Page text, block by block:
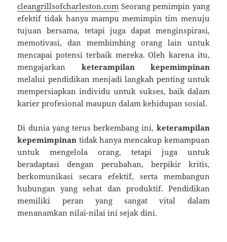
cleangrillsofcharleston.com Seorang pemimpin yang
efektif tidak hanya mampu memimpin tim menuju
tujuan bersama, tetapi juga dapat menginspirasi,
memotivasi, dan membimbing orang lain untuk
mencapai potensi terbaik mereka. Oleh karena itu,
mengajarkan keterampilan kepemimpinan
melalui pendidikan menjadi langkah penting untuk
mempersiapkan individu untuk sukses, baik dalam
karier profesional maupun dalam kehidupan sosial.
Di dunia yang terus berkembang ini, keterampilan
kepemimpinan tidak hanya mencakup kemampuan
untuk mengelola orang, tetapi juga untuk
beradaptasi dengan perubahan, berpikir kritis,
berkomunikasi secara efektif, serta membangun
hubungan yang sehat dan produktif. Pendidikan
memiliki peran yang sangat vital dalam
menanamkan nilai-nilai ini sejak dini.